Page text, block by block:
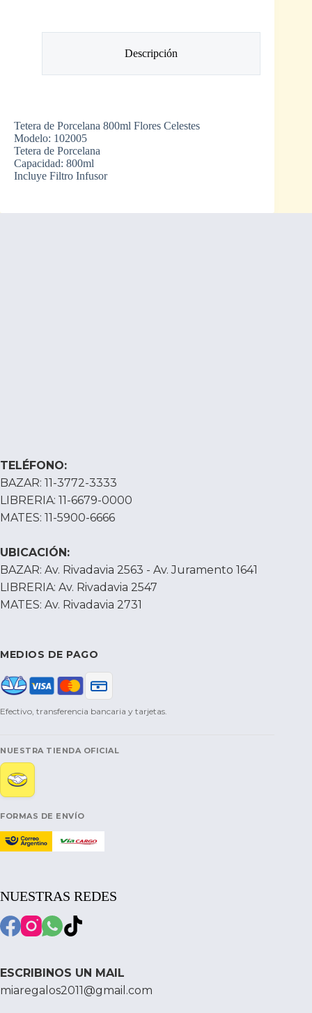
Descripción
Tetera de Porcelana 800ml Flores Celestes
Modelo: 102005
Tetera de Porcelana
Capacidad: 800ml
Incluye Filtro Infusor
TELÉFONO:
BAZAR: 11-3772-3333
LIBRERIA: 11-6679-0000
MATES: 11-5900-6666
UBICACIÓN:
BAZAR: Av. Rivadavia 2563 - Av. Juramento 1641
LIBRERIA: Av. Rivadavia 2547
MATES: Av. Rivadavia 2731
MEDIOS DE PAGO
Efectivo, transferencia bancaria y tarjetas.
NUESTRA TIENDA OFICIAL
FORMAS DE ENVÍO
NUESTRAS REDES
ESCRIBINOS UN MAIL
miaregalos2011@gmail.com